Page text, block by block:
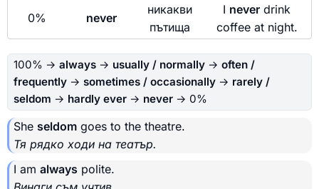
0% never
никакви
пътища
I never drink
coffee at night.
100% → always → usually / normally → often /
frequently → sometimes / occasionally → rarely /
seldom → hardly ever → never → 0%
She seldom goes to the theatre.
Тя рядко ходи на театър.
I am always polite.